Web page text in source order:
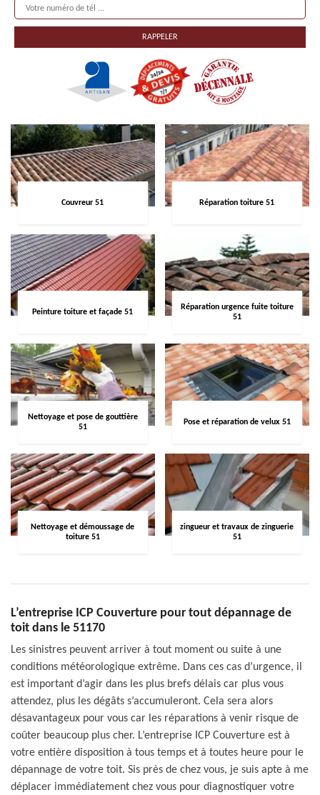
Couvreur 51 Réparation toiture 51
Peinture toiture et façade 51
Réparation urgence fuite toiture
51
Nettoyage et pose de gouttière
51
Pose et réparation de velux 51
Nettoyage et démoussage de
toiture 51
zingueur et travaux de zinguerie
51
L’entreprise ICP Couverture pour tout dépannage de
toit dans le 51170
Les sinistres peuvent arriver à tout moment ou suite à une
conditions météorologique extrême. Dans ces cas d’urgence, il
est important d’agir dans les plus brefs délais car plus vous
attendez, plus les dégâts s’accumuleront. Cela sera alors
désavantageux pour vous car les réparations à venir risque de
coûter beaucoup plus cher. L’entreprise ICP Couverture est à
votre entière disposition à tous temps et à toutes heure pour le
dépannage de votre toit. Sis près de chez vous, je suis apte à me
déplacer immédiatement chez vous pour diagnostiquer votre